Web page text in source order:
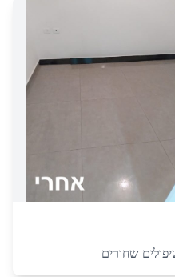
שחורים